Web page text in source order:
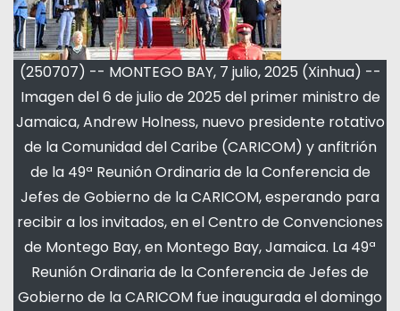
(250707) -- MONTEGO BAY, 7 julio, 2025 (Xinhua) --
Imagen del 6 de julio de 2025 del primer ministro de
Jamaica, Andrew Holness, nuevo presidente rotativo
de la Comunidad del Caribe (CARICOM) y anfitrión
de la 49ª Reunión Ordinaria de la Conferencia de
Jefes de Gobierno de la CARICOM, esperando para
recibir a los invitados, en el Centro de Convenciones
de Montego Bay, en Montego Bay, Jamaica. La 49ª
Reunión Ordinaria de la Conferencia de Jefes de
Gobierno de la CARICOM fue inaugurada el domingo